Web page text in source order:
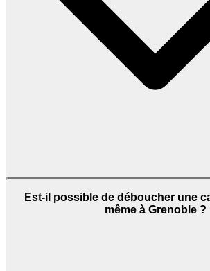
Est-il possible de déboucher une
même à Grenoble ?